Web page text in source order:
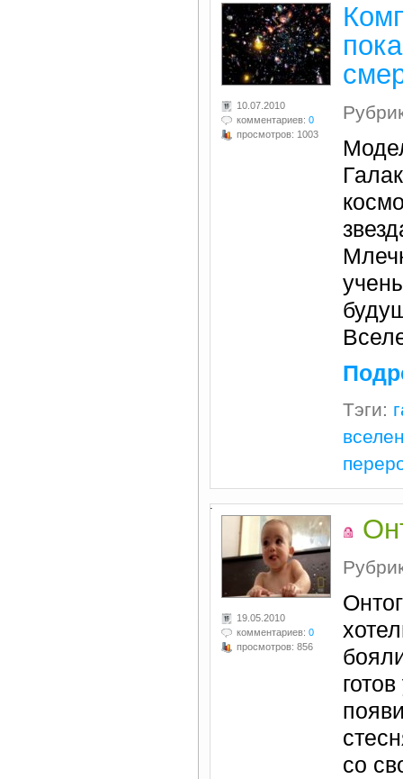
10.07.2010
комментариев: 0
просмотров: 1003
Тэги:
.
19.05.2010
комментариев: 0
просмотров: 856
со